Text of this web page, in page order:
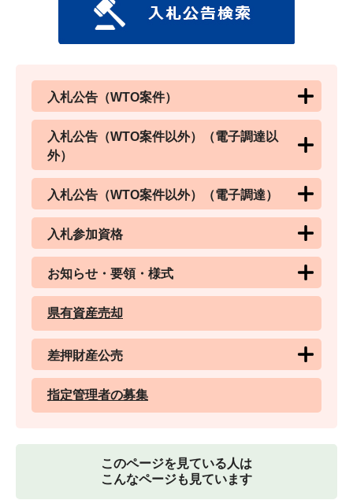
入札公告（WTO案件）
入札公告（WTO案件以外）（電子調達以
外）
入札公告（WTO案件以外）（電子調達）
入札参加資格
お知らせ・要領・様式
県有資産売却
差押財産公売
指定管理者の募集
このページを見ている人は
こんなページも見ています